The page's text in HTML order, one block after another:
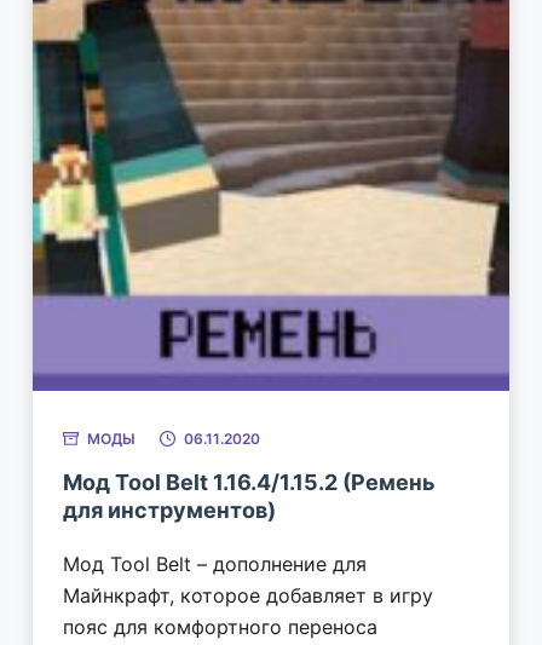
МОДЫ 06.11.2020
Мод Tool Belt 1.16.4/1.15.2 (Ремень
для инструментов)
Мод Tool Belt – дополнение для
Майнкрафт, которое добавляет в игру
пояс для комфортного переноса